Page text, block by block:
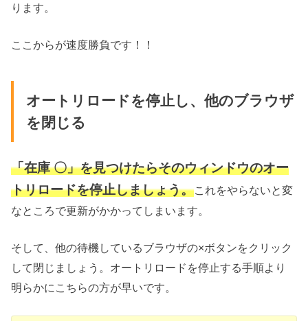
ります。
ここからが速度勝負です！！
オートリロードを停止し、他のブラウザ
を閉じる
「在庫 〇」を見つけたらそのウィンドウのオー
トリロードを停止しましょう。これをやらないと変
なところで更新がかかってしまいます。
そして、他の待機しているブラウザの×ボタンをクリック
して閉じましょう。 オートリロードを停止する手順より
明らかにこちらの方が早いです。